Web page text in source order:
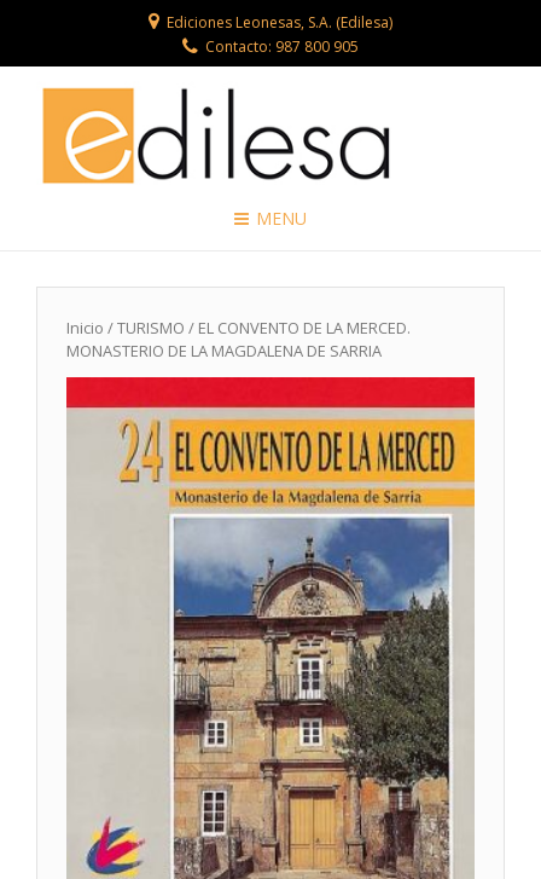
Ediciones Leonesas, S.A. (Edilesa)
Contacto: 987 800 905
MENU
Inicio /TURISMO / EL CONVENTO DE LA MERCED.
MONASTERIO DE LA MAGDALENA DE SARRIA